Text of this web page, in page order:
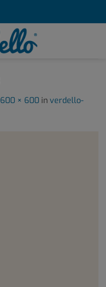
600 × 600 in verdello-